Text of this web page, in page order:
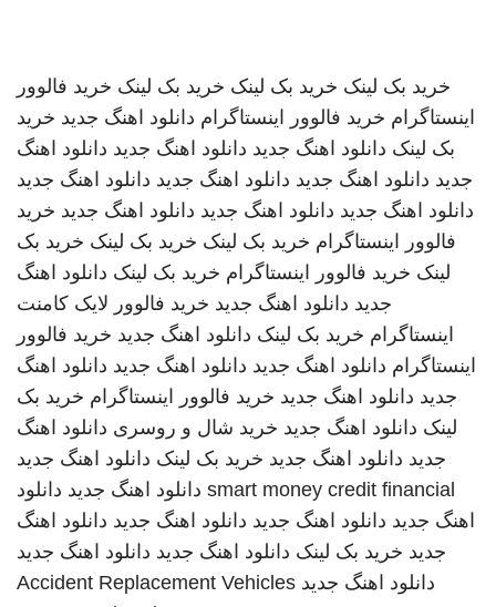
خرید بک لینک خرید بک لینک خرید بک لینک خرید فالوور
اینستاگرام خرید فالوور اینستاگرام دانلود اهنگ جدید خرید
بک لینک دانلود اهنگ جدید دانلود اهنگ جدید دانلود اهنگ
جدید دانلود اهنگ جدید دانلود اهنگ جدید دانلود اهنگ جدید
دانلود اهنگ جدید دانلود اهنگ جدید دانلود اهنگ جدید خرید
فالوور اینستاگرام خرید بک لینک خرید بک لینک خرید بک
لینک خرید فالوور اینستاگرام خرید بک لینک دانلود اهنگ
جدید دانلود اهنگ جدید خرید فالوور لایک کامنت
اینستاگرام خرید بک لینک دانلود اهنگ جدید خرید فالوور
اینستاگرام دانلود اهنگ جدید دانلود اهنگ جدید دانلود اهنگ
جدید دانلود اهنگ جدید خرید فالوور اینستاگرام خرید بک
لینک دانلود اهنگ جدید خرید شال و روسری دانلود اهنگ
جدید دانلود اهنگ جدید خرید بک لینک دانلود اهنگ جدید
smart money credit financial دانلود اهنگ جدید دانلود
اهنگ جدید دانلود اهنگ جدید دانلود اهنگ جدید دانلود اهنگ
جدید خرید بک لینک دانلود اهنگ جدید دانلود اهنگ جدید
دانلود اهنگ جدید Accident Replacement Vehicles